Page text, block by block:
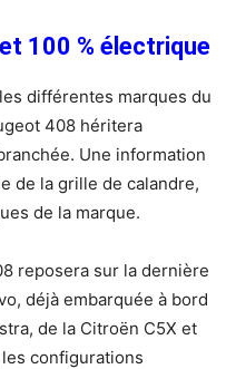
100 % électrique
différentes marques du
408 héritera
Une information
de la grille de calandre,
de la marque.
reposera sur la dernière
déjà embarquée à bord
de la Citroën C5X et
configurations